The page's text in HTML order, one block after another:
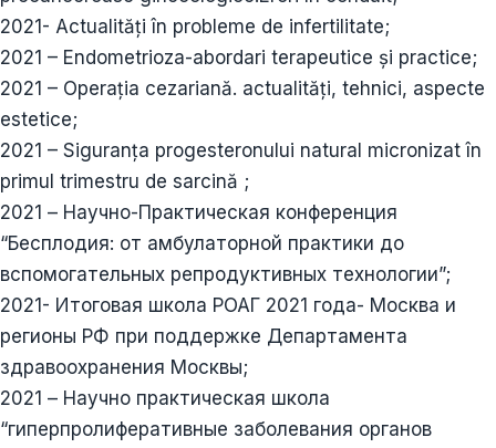
2021- Actualități în probleme de infertilitate;
2021 – Endometrioza-abordari terapeutice și practice;
2021 – Operația cezariană. actualități, tehnici, aspecte
estetice;
2021 – Siguranța progesteronului natural micronizat în
primul trimestru de sarcină ;
2021 – Научно-Практическая конференция
“Бесплодия: от амбулаторной практики до
вспомогательных репродуктивных технологии”;
2021- Итоговая школа РОАГ 2021 года- Москва и
регионы РФ при поддержке Департамента
здравоохранения Москвы;
2021 – Научно практическая школа
“гиперпролиферативные заболевания органов